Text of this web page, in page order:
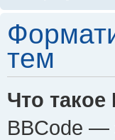
тем
Что такое
BBCode —